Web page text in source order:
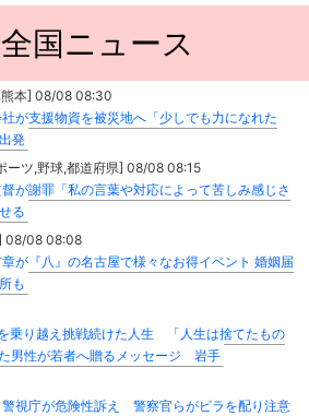
国ニュース
熊本] 08/08 08:30
が支援物資を被災地へ「少しでも力になれた
発
ーツ,野球,都道府県] 08/08 08:15
が謝罪「私の言葉や対応によって苦しみ感じさ
る
08/08 08:08
が『八』の名古屋で様々なお得イベント 婚姻届
も
乗り越え挑戦続けた人生 「人生は捨てたもの
男性が若者へ贈るメッセージ 岩手
視庁が危険性訴え 警察官らがビラを配り注意